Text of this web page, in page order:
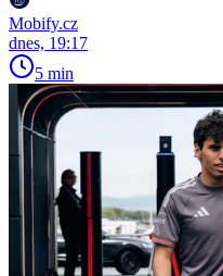
Mobify.cz
dnes, 19:17
5 min